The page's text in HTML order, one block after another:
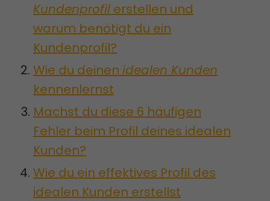
Kundenprofil erstellen und
warum benötigt du ein
Kundenprofil?
Wie du deinen idealen Kunden
kennenlernst
Machst du diese 6 häufigen
Fehler beim Profil deines idealen
Kunden?
Wie du ein effektives Profil des
idealen Kunden erstellst